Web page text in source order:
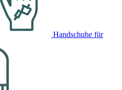
Handschuhe für